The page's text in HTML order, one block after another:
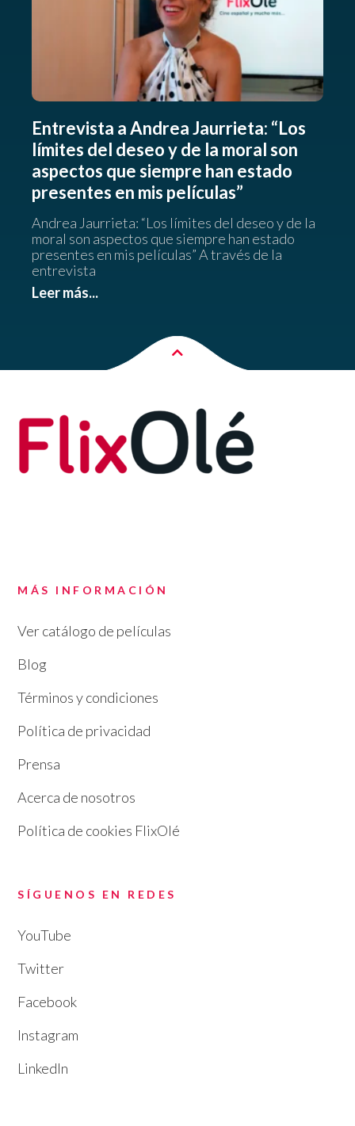
Entrevista a Andrea Jaurrieta: “Los
límites del deseo y de la moral son
aspectos que siempre han estado
presentes en mis películas”
Andrea Jaurrieta: “Los límites del deseo y de la
moral son aspectos que siempre han estado
presentes en mis películas” A través de la
entrevista
Leer más...
MÁS INFORMACIÓN
Ver catálogo de películas
Blog
Términos y condiciones
Política de privacidad
Prensa
Acerca de nosotros
Política de cookies FlixOlé
SÍGUENOS EN REDES
YouTube
Twitter
Facebook
Instagram
LinkedIn